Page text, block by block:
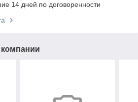
14 дней по договоренности